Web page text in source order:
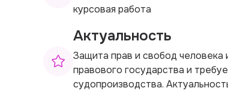
курсовая работа
Актуальность
Защита прав и свобод
правового государства и
судопроизводства.